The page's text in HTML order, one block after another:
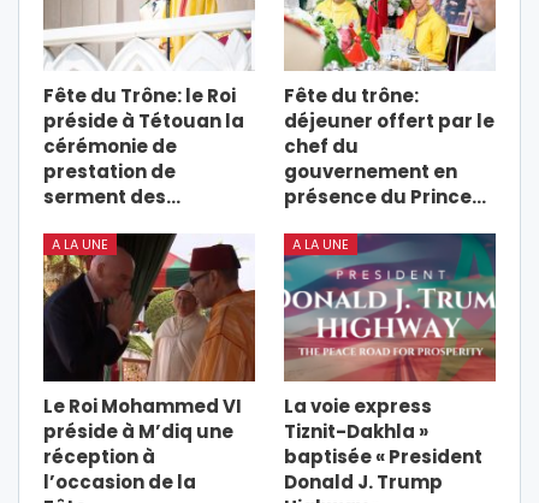
Fête du Trône: le Roi
préside à Tétouan la
cérémonie de
prestation de
serment des…
Fête du trône:
déjeuner offert par le
chef du
gouvernement en
présence du Prince…
A LA UNE
Le Roi Mohammed VI
préside à M’diq une
réception à
l’occasion de la
A LA UNE
La voie express
Tiznit-Dakhla »
baptisée « President
Donald J. Trump